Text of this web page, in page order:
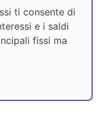
ti consente di
e i saldi
fissi ma